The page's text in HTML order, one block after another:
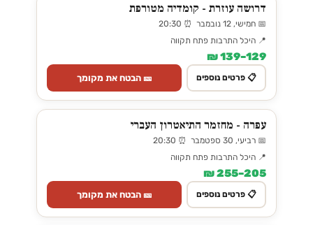
דרושה עוזרת - קומדיה מטורפת
📅 חמישי, 12 נובמבר ⏰ 20:30
📍 היכל התרבות פתח תקווה
129–139 ₪
📋 פרטים נוספים 🎫 הבטח את מקומך
עפרה - מחזמר התיאטרון העברי
📅 רביעי, 30 ספטמבר ⏰ 20:30
📍 היכל התרבות פתח תקווה
205–255 ₪
📋 פרטים נוספים 🎫 הבטח את מקומך